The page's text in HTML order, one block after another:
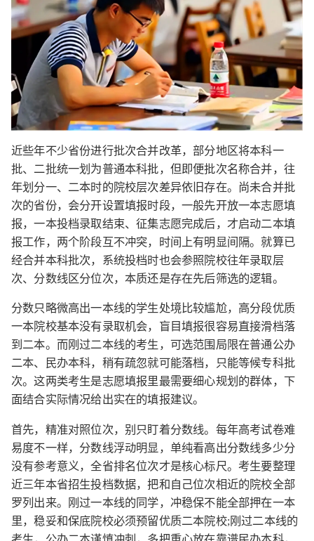
近些年不少省份进行批次合并改革，部分地区将本科一
批、二批统一划为普通本科批，但即便批次名称合并，往
年划分一、二本时的院校层次差异依旧存在。尚未合并批
次的省份，会分开设置填报时段，一般先开放一本志愿填
报，一本投档录取结束、征集志愿完成后，才启动二本填
报工作，两个阶段互不冲突，时间上有明显间隔。就算已
经合并本科批次，系统投档时也会参照院校往年录取层
次、分数线区分位次，本质还是存在先后筛选的逻辑。
分数只略微高出一本线的学生处境比较尴尬，高分段优质
一本院校基本没有录取机会，盲目填报很容易直接滑档落
到二本。而刚过二本线的考生，可选范围局限在普通公办
二本、民办本科，稍有疏忽就可能落档，只能等候专科批
次。这两类考生是志愿填报里最需要细心规划的群体，下
面结合实际情况给出实在的填报建议。
首先，精准对照位次，别只盯着分数线。每年高考试卷难
易度不一样，分数线浮动明显，单纯看高出分数线多少分
没有参考意义，全省排名位次才是核心标尺。考生要整理
近三年本省招生投档数据，把和自己位次相近的院校全部
罗列出来。刚过一本线的同学，冲稳保不能全部押在一本
里，稳妥和保底院校必须预留优质二本院校;刚过二本线的